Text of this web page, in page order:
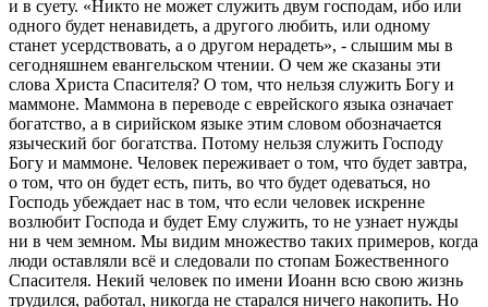
и в суету. «Никто не может служить двум господам, ибо или
одного будет ненавидеть, а другого любить, или одному
станет усердствовать, а о другом нерадеть», - слышим мы в
сегодняшнем евангельском чтении. О чем же сказаны эти
слова Христа Спасителя? О том, что нельзя служить Богу и
маммоне. Маммона в переводе с еврейского языка означает
богатство, а в сирийском языке этим словом обозначается
языческий бог богатства. Потому нельзя служить Господу
Богу и маммоне. Человек переживает о том, что будет завтра,
о том, что он будет есть, пить, во что будет одеваться, но
Господь убеждает нас в том, что если человек искренне
возлюбит Господа и будет Ему служить, то не узнает нужды
ни в чем земном. Мы видим множество таких примеров, когда
люди оставляли всё и следовали по стопам Божественного
Спасителя. Некий человек по имени Иоанн всю свою жизнь
трудился, работал, никогда не старался ничего накопить. Но